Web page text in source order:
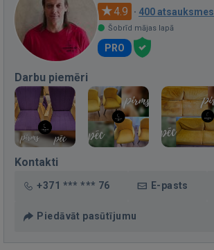
4.9 · 400 atsauksmes
Šobrīd mājas lapā
PRO
Darbu piemēri
Kontakti
+371 *** *** 76 E-pasts
Piedāvāt pasūtījumu